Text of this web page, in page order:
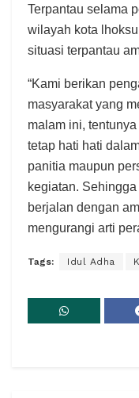
Terpantau selama
wilayah kota
situasi terpantau
“Kami berikan
masyarakat yang
malam ini,
tetap hati hati
panitia maupun
kegiatan.
berjalan dengan
mengurangi arti
Tags: Idul Adha